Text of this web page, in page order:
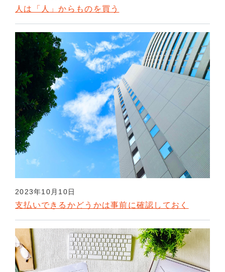
人は「人」からものを買う
2023年10月10日
支払いできるかどうかは事前に確認しておく